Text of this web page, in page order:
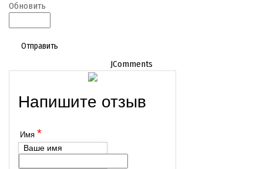
Обновить
Отправить
JComments
Напишите отзыв
Имя *
Ваше имя